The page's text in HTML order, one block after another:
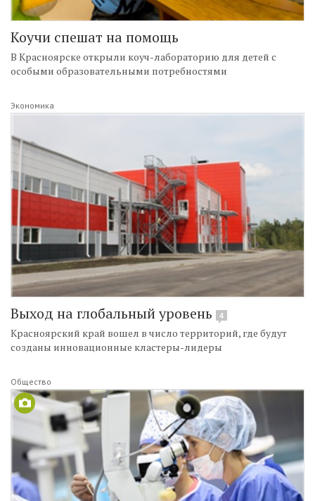
Коучи спешат на помощь
В Красноярске открыли коуч-лабораторию для детей с
особыми образовательными потребностями
Экономика
Выход на глобальный уровень 4
Красноярский край вошел в число территорий, где будут
созданы инновационные кластеры-лидеры
Общество